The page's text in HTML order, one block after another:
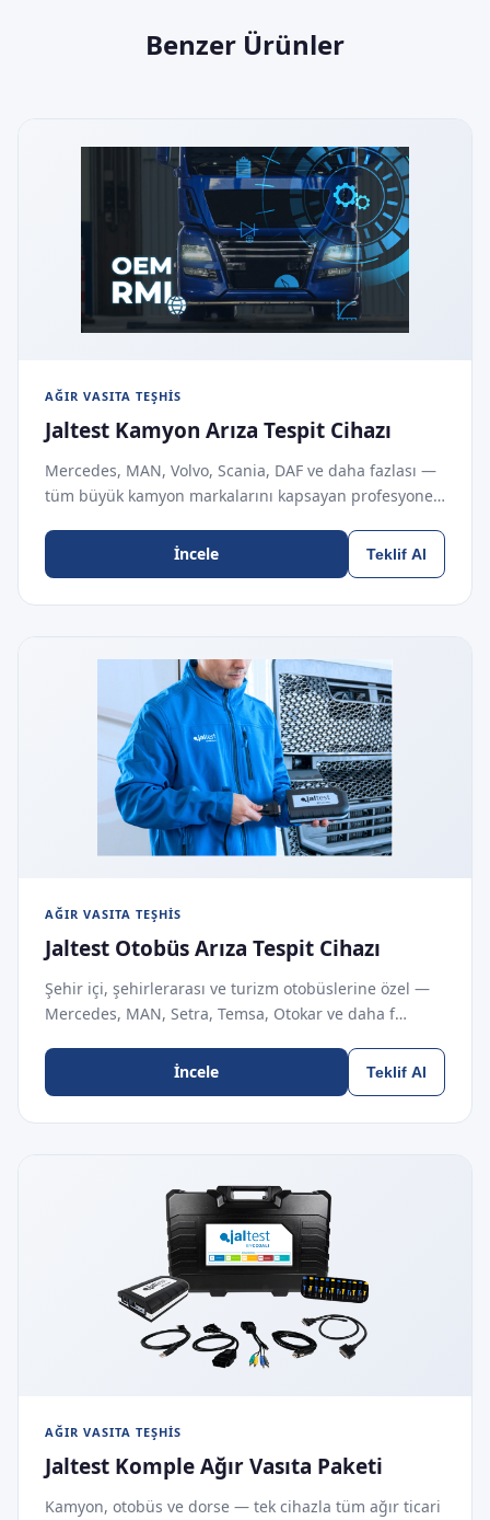
Benzer Ürünler
AĞIR VASITA TEŞHIS
Jaltest Kamyon Arıza Tespit Cihazı
Mercedes, MAN, Volvo, Scania, DAF ve daha fazlası —
tüm büyük kamyon markalarını kapsayan profesyone…
İncele Teklif Al
AĞIR VASITA TEŞHIS
Jaltest Otobüs Arıza Tespit Cihazı
Şehir içi, şehirlerarası ve turizm otobüslerine özel —
Mercedes, MAN, Setra, Temsa, Otokar ve daha f…
İncele Teklif Al
AĞIR VASITA TEŞHIS
Jaltest Komple Ağır Vasıta Paketi
Kamyon, otobüs ve dorse — tek cihazla tüm ağır ticari